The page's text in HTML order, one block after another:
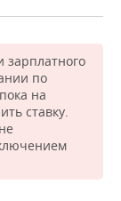
по
на
ставку.